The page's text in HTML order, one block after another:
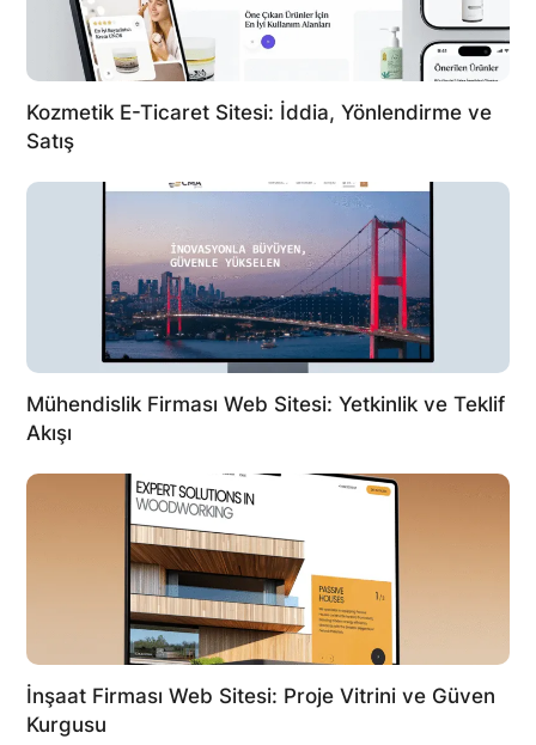
Kozmetik E-Ticaret Sitesi: İddia, Yönlendirme ve
Satış
Mühendislik Firması Web Sitesi: Yetkinlik ve Teklif
Akışı
İnşaat Firması Web Sitesi: Proje Vitrini ve Güven
Kurgusu